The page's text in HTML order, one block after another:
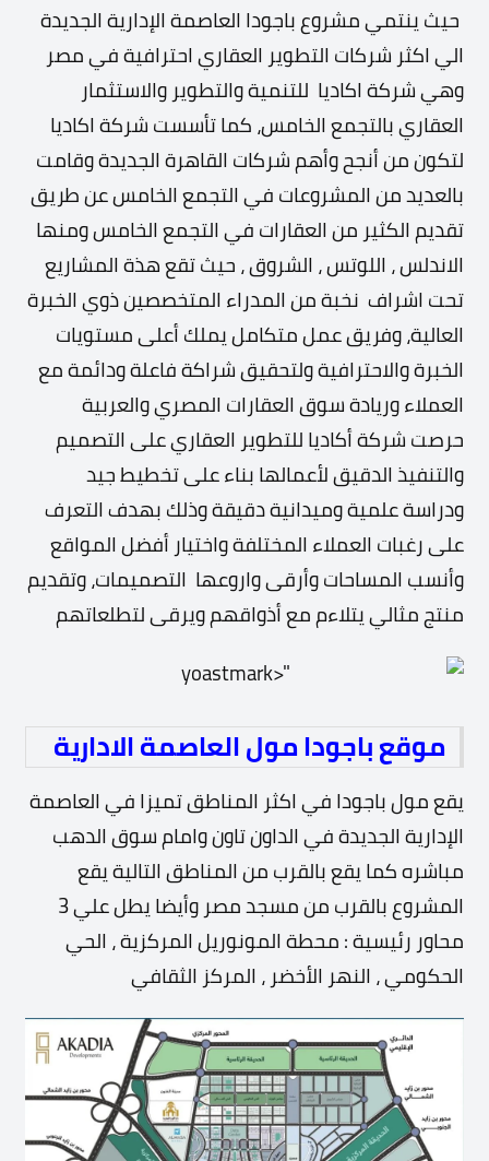
حيث ينتمي مشروع باجودا العاصمة الإدارية الجديدة
الي اكثر شركات التطوير العقاري احترافية في مصر
وهي شركة اكاديا للتنمية والتطوير والاستثمار
العقاري بالتجمع الخامس، كماتأسست شركة اكاديا
لتكون من أنجح وأهم شركات القاهرة الجديدة وقامت
بالعديد من المشروعات في التجمع الخامس عن طريق
تقديم الكثير من العقارات في التجمع الخامس ومنها
الاندلس ، اللوتس ، الشروق ، حيث تقع هذة المشاريع
تحت اشراف نخبة من المدراء المتخصصين ذوي الخبرة
العالية، وفريق عمل متكامل يملك أعلى مستويات
الخبرة والاحترافيةولتحقيق شراكة فاعلة ودائمة مع
العملاء وريادة سوق العقارات المصري والعربية
حرصت شركة أكاديا للتطوير العقاري على التصميم
والتنفيذ الدقيق لأعمالها بناء على تخطيط جيد
ودراسة علمية وميدانية دقيقةوذلك بهدف التعرف
على رغبات العملاء المختلفة واختيار أفضل المواقع
وأنسب المساحات وأرقى واروعها التصميمات، وتقديم
منتج مثالي يتلاءم مع أذواقهم ويرقى لتطلعاتهم
موقع باجودا مول العاصمة الادارية
يقع مول باجودا في اكثر المناطق تميزا في العاصمة
الإدارية الجديدة في الداون تاون وامام سوق الدهب
مباشرهكما يقع بالقرب من المناطق التالية يقع
المشروع بالقرب من مسجد مصر وأيضا يطل علي 3
محاور رئيسية : محطة المونوريل المركزية ، الحي
الحكومي ، النهر الأخضر ، المركز الثقافي